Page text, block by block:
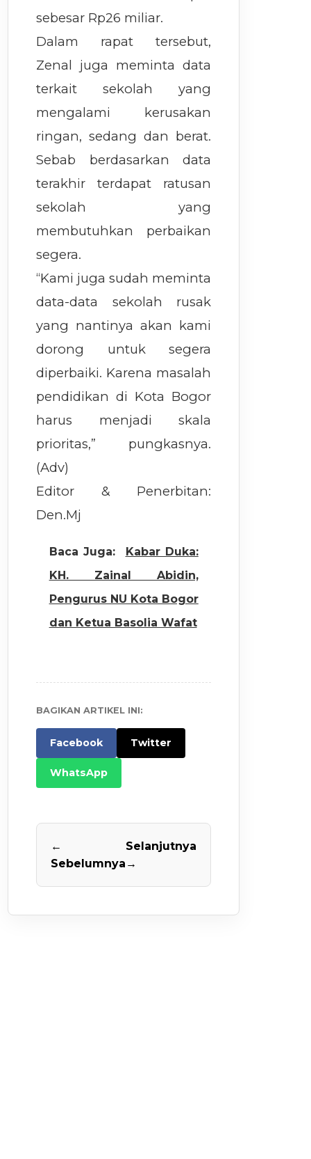
sebesar Rp26 miliar.
Dalam rapat tersebut,
Zenal juga meminta data
terkait sekolah yang
mengalami kerusakan
ringan, sedang dan berat.
Sebab berdasarkan data
terakhir terdapat ratusan
sekolah yang
membutuhkan perbaikan
segera.
“Kami juga sudah meminta
data-data sekolah rusak
yang nantinya akan kami
dorong untuk segera
diperbaiki. Karena masalah
pendidikan di Kota Bogor
harus menjadi skala
prioritas,” pungkasnya.
(Adv)
Editor & Penerbitan:
Den.Mj
Baca Juga:
Kabar Duka:
KH. Zainal Abidin,
Pengurus NU Kota Bogor
dan Ketua Basolia Wafat
BAGIKAN ARTIKEL INI:
Facebook Twitter
WhatsApp
←
Sebelumnya
Selanjutnya
→